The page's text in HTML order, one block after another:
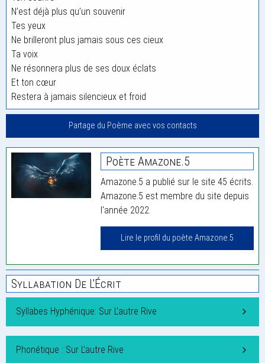
N’est déjà plus qu’un souvenir
Tes yeux
Ne brilleront plus jamais sous ces cieux
Ta voix
Ne résonnera plus de ses doux éclats
Et ton cœur
Restera à jamais silencieux et froid
Partage du Poème avec vos contacts
Poète Amazone.5
Amazone.5 a publié sur le site 45 écrits.
Amazone.5 est membre du site depuis
l'année 2022.
Lire le profil du poète Amazone.5
Syllabation De L'Écrit
Syllabes Hyphénique: Sur L’autre Rive
Phonétique : Sur L’autre Rive